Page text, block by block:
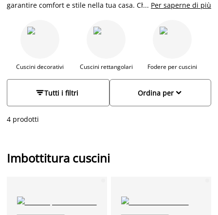
garantire comfort e stile nella tua casa. Che tu preferisca la
poliestere, JYSK ha la soluzione perfetta per arricchire i tuoi
ambienti domestici, soprattutto in camera da letto e nel
... Per saperne di più
Cuscini decorativi Cuscini rettangolari Fodere per cuscini
Tutti i filtri 
Ordina per
4 prodotti
Imbottitura cuscini